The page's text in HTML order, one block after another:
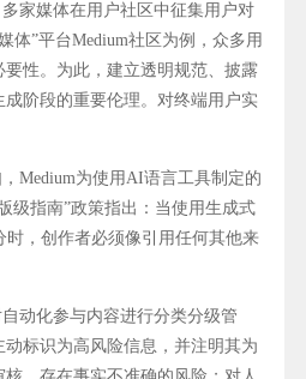
家媒体在用户社区中征集用户对
体”平台Medium社区为例，众多用
性。为此，建立透明规范、披露
阶段的重要伦理。对终端用户实
为使用AI语言工具制定的
级指南”政策指出：当使用生成式
，创作者必须像引用任何其他来
化参与内容进行分类分级管
标识为高风险信息，并注明其为